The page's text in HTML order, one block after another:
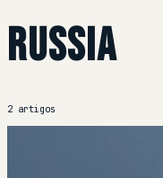
russia
2 artigos